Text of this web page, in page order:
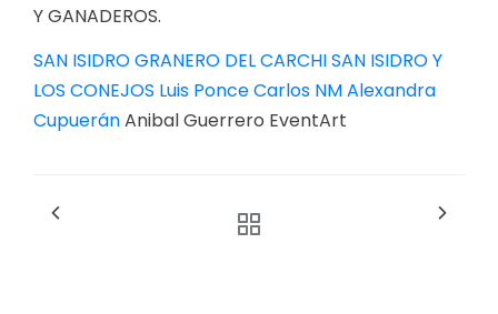
Ejecución Presupuestaria
Y GANADEROS.
SAN ISIDRO GRANERO DEL CARCHISAN ISIDRO Y
LOS CONEJOS Luis PonceCarlos NMAlexandra
CupueránAnibal Guerrero EventArt